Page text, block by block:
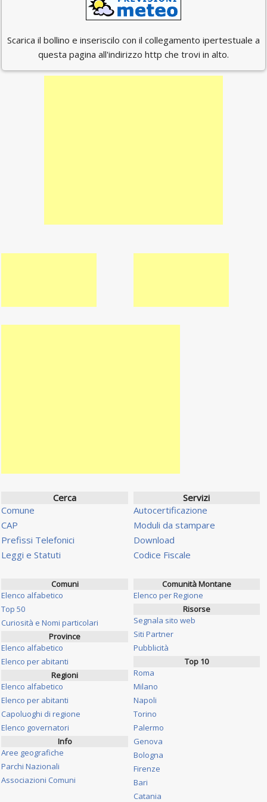
Scarica il bollino e inseriscilo con il collegamento ipertestuale a
questa pagina all'indirizzo http che trovi in alto.
Cerca
Comune
CAP
Prefissi Telefonici
Leggi e Statuti
Servizi
Autocertificazione
Moduli da stampare
Download
Codice Fiscale
Comuni
Elenco alfabetico
Top 50
Curiosità e Nomi particolari
Province
Elenco alfabetico
Elenco per abitanti
Regioni
Elenco alfabetico
Elenco per abitanti
Capoluoghi di regione
Elenco governatori
Info
Aree geografiche
Parchi Nazionali
Associazioni Comuni
Comunità Montane
Elenco per Regione
Risorse
Segnala sito web
Siti Partner
Pubblicità
Top 10
Roma
Milano
Napoli
Torino
Palermo
Genova
Bologna
Firenze
Bari
Catania